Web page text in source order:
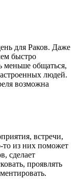
для Раков. Даже
быстро
меньше общаться,
людей.
возможна
встречи,
то из них поможет
сделает
проявлять